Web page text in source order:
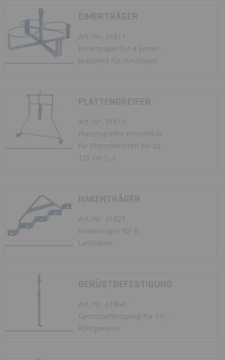
EIMERTRÄGER
Art.-Nr. 01811
Eimerträger für 4 Eimer
(passend für rund/oval)
PLATTENGREIFER
Art.-Nr. 01819
Plattengreifer einstellbar
für Plattenbreiten bis zu
125 cm [...]
HAKENTRÄGER
Art.-Nr. 01827
Hakenträger für 5
Lasthaken
GERÜSTBEFESTIGUNG
Art.-Nr. 01860
Gerüstbefestigung für 1½“-
Rohrgerüste